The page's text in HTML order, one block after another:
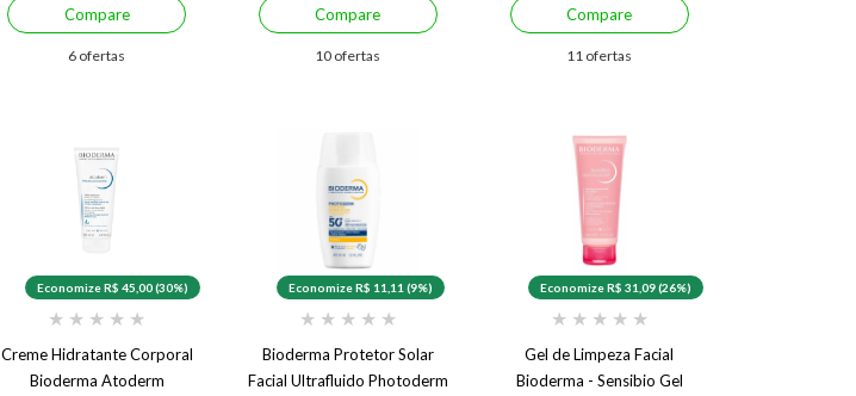
Compare
6 ofertas
Compare
10 ofertas
Compare
11 ofertas
Economize R$ 45,00 (30%)
★ ★ ★ ★ ★
Creme Hidratante Corporal
Bioderma Atoderm
Economize R$ 11,11 (9%)
★ ★ ★ ★ ★
Bioderma Protetor Solar
Facial Ultrafluido Photoderm
Economize R$ 31,09 (26%)
★ ★ ★ ★ ★
Gel de Limpeza Facial
Bioderma - Sensibio Gel